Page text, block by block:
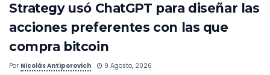
Strategy usó ChatGPT para diseñar las
acciones preferentes con las que
compra bitcoin
Por Nicolás Antiporovich 9 Agosto, 2026